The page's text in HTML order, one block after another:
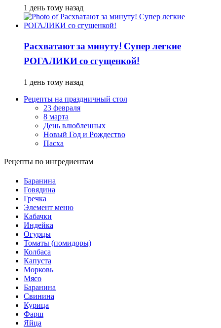
1 день тому назад
Расхватают за минуту! Супер легкие
РОГАЛИКИ со сгущенкой!
1 день тому назад
Рецепты на праздничный стол
23 февраля
8 марта
День влюбленных
Новый Год и Рождество
Пасха
Рецепты по ингредиентам
Баранина
Говядина
Гречка
Элемент меню
Кабачки
Индейка
Огурцы
Томаты (помидоры)
Колбаса
Капуста
Морковь
Мясо
Баранина
Свинина
Курица
Фарш
Яйца